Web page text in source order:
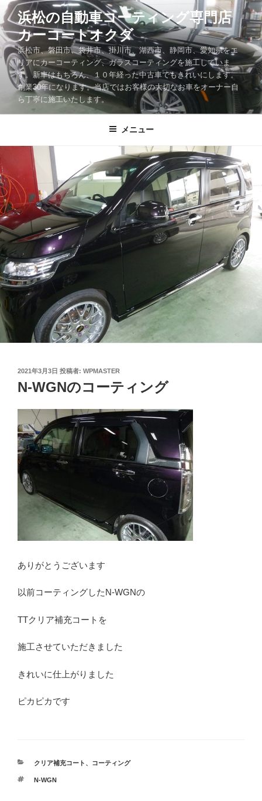
コ
ン
テ
ン
ツ
へ
浜松の自動車コーティング専門店
カーコートオクダ
浜松市、磐田市、袋井市、掛川市、湖西市、静岡市、愛知県をエ
リアにカーコーティング、ガラスコーティングを施工していま
す。新車はもちろん、１０年経った中古車でもきれいにします。
創業30年になります。当店ではお客様の大切なお車をオーナー自
ら丁寧に施工いたします。
メニュー
投
稿
日:
2021年3月3日 投稿者: WPMASTER
N-WGNのコーティング
ありがとうございます
以前コーティングしたN-WGNの
TTクリア補充コートを
施工させていただきました
きれいに仕上がりました
ピカピカです
カ
ゴ
クリア補充コート 、 コーティング
タ
N-WGN